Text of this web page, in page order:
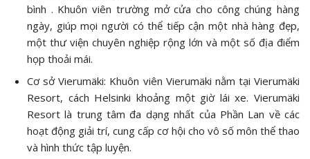
bình . Khuôn viên trường mở cửa cho công chúng hàng
ngày, giúp mọi người có thể tiếp cận một nhà hàng đẹp,
một thư viện chuyên nghiệp rộng lớn và một số địa điểm
họp thoải mái.
Cơ sở Vierumäki: Khuôn viên Vierumäki nằm tại Vierumäki
Resort, cách Helsinki khoảng một giờ lái xe. Vierumäki
Resort là trung tâm đa dạng nhất của Phần Lan về các
hoạt động giải trí, cung cấp cơ hội cho vô số môn thể thao
và hình thức tập luyện.